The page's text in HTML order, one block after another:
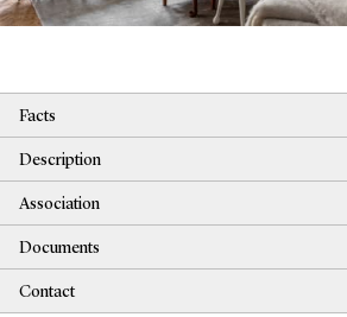
Facts
Description
Association
Documents
Contact